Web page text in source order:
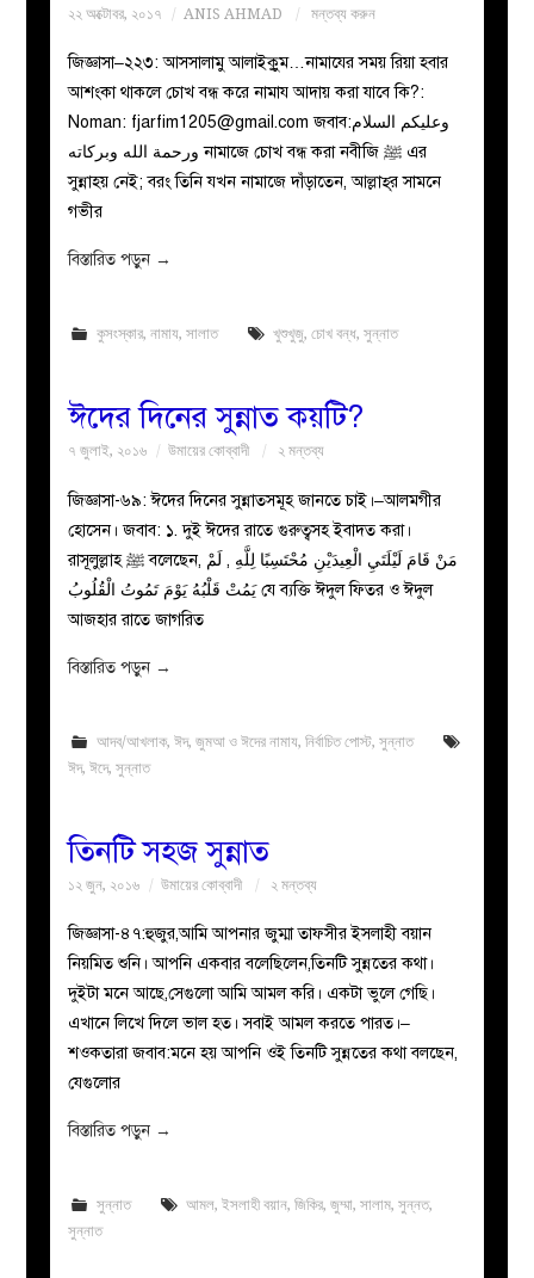
২২ অক্টোবর, ২০১৭ ANIS AHMAD মন্তব্য করুন
জিজ্ঞাসা–২২৩: আসসালামু আলাইকুুম…নামাযের সময় রিয়া হবার
আশংকা থাকলে চোখ বন্ধ করে নামায আদায় করা যাবে কি?:
Noman: fjarfim1205@gmail.com জবাব:وعليكم السلام
ورحمة الله وبركاته নামাজে চোখ বন্ধ করা নবীজি ﷺ এর
সুন্নাহয় নেই; বরং তিনি যখন নামাজে দাঁড়াতেন, আল্লাহ্‌র সামনে
গভীর
বিস্তারিত পড়ুন →
কুসংস্কার, নামায, সালাত খুশুখুজু, চোখ বন্ধ, সুন্নাত
ঈদের দিনের সুন্নাত কয়টি?
৭ জুলাই, ২০১৬ উমায়ের কোব্বাদী ২ মন্তব্য
জিজ্ঞাসা-৬৯: ঈদের দিনের সুন্নাতসমূহ জানতে চাই।–আলমগীর
হোসেন। জবাব: ১. দুই ঈদের রাতে গুরুত্বসহ ইবাদত করা।
রাসূলুল্লাহ ﷺ বলেছেন, مَنْ قَامَ لَيْلَتَيِ الْعِيدَيْنِ مُحْتَسِبًا لِلَّهِ , لَمْ
يَمُتْ قَلْبُهُ يَوْمَ تَمُوتُ الْقُلُوبُ যে ব্যক্তি ঈদুল ফিতর ও ঈদুল
আজহার রাতে জাগরিত
বিস্তারিত পড়ুন →
আদব/আখলাক, ঈদ, জুমআ ও ঈদের নামায, নির্বাচিত পোস্ট, সুন্নাত
ঈদ,ঈদে,সুন্নাত
তিনটি সহজ সুন্নাত
১২ জুন, ২০১৬ উমায়ের কোব্বাদী ২ মন্তব্য
জিজ্ঞাসা-৪৭:হুজুর,আমি আপনার জুম্মা তাফসীর ইসলাহী বয়ান
নিয়মিত শুনি। আপনি একবার বলেছিলেন,তিনটি সুন্নতের কথা।
দুইটা মনে আছে,সেগুলো আমি আমল করি। একটা ভুলে গেছি।
এখানে লিখে দিলে ভাল হত। সবাই আমল করতে পারত।–
শওকতারা জবাব:মনে হয় আপনি ওই তিনটি সুন্নতের কথা বলছেন,
যেগুলোর
বিস্তারিত পড়ুন →
সুন্নাত আমল, ইসলাহী বয়ান, জিকির, জুম্মা, সালাম, সুন্নত,
সুন্নাত